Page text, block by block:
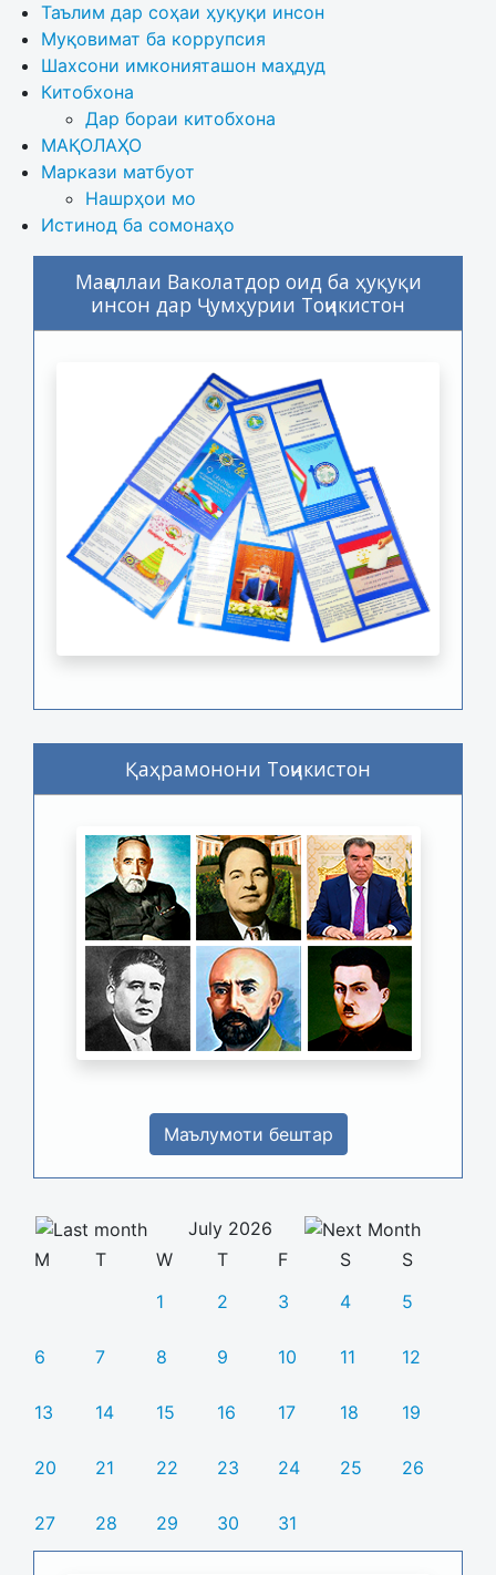
Таълим дар соҳаи ҳуқуқи инсон
Муқовимат ба коррупсия
Шахсони имконияташон маҳдуд
Китобхона
Дар бораи китобхона
МАҚОЛАҲО
Маркази матбуот
Нашрҳои мо
Истинод ба сомонаҳо
Маҷаллаи Ваколатдор оид ба ҳуқуқи
инсон дар Ҷумҳурии Тоҷикистон
Қаҳрамонони Тоҷикистон
Маълумоти бештар
July 2026
M
T W T F S
S
1
2 3 4 5
6 7 8 9 10 11 12
13 14 15 16 17 18 19
20 21 22 23 24 25 26
27 28 29 30 31